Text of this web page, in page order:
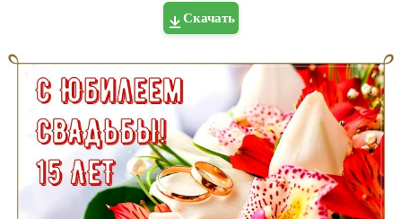
Скачать